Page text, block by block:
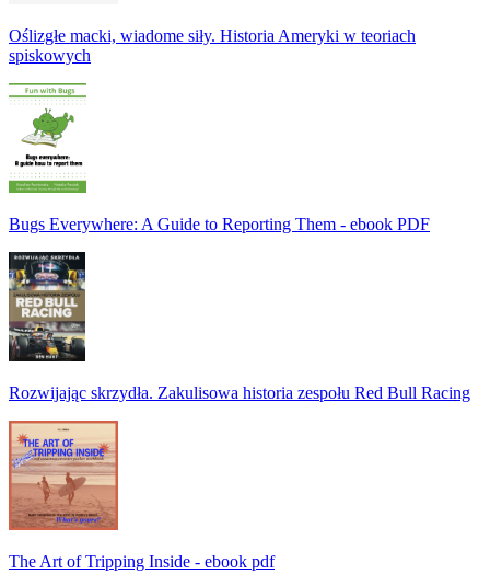
Oślizgłe macki, wiadome siły. Historia Ameryki w teoriach
spiskowych
Bugs Everywhere: A Guide to Reporting Them - ebook PDF
Rozwijając skrzydła. Zakulisowa historia zespołu Red Bull Racing
The Art of Tripping Inside - ebook pdf